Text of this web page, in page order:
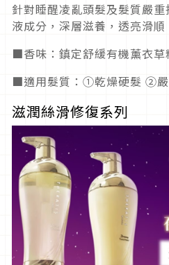
針對睡醒凌亂頭髮及髮質嚴
液成分，深層滋養，透亮滑順
■香味：鎮定舒緩有機薰衣草
■適用髮質：①乾燥硬髮 ②嚴
滋潤絲滑修復系列